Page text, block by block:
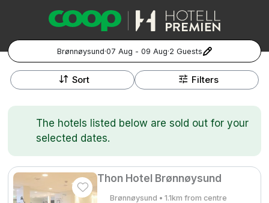
Brønnøysund·07 Aug - 09 Aug·2 Guests
Popular Destinations:
Stockholm
Göteborg
Malmö
Sort Filters
+
−
The hotels listed below are sold out for your
selected dates.
Thon Hotel Brønnøysund
Brønnøysund • 1.1km from centre
Gift VouchersCoop.seManage Preferences
Registrera ditt hotell